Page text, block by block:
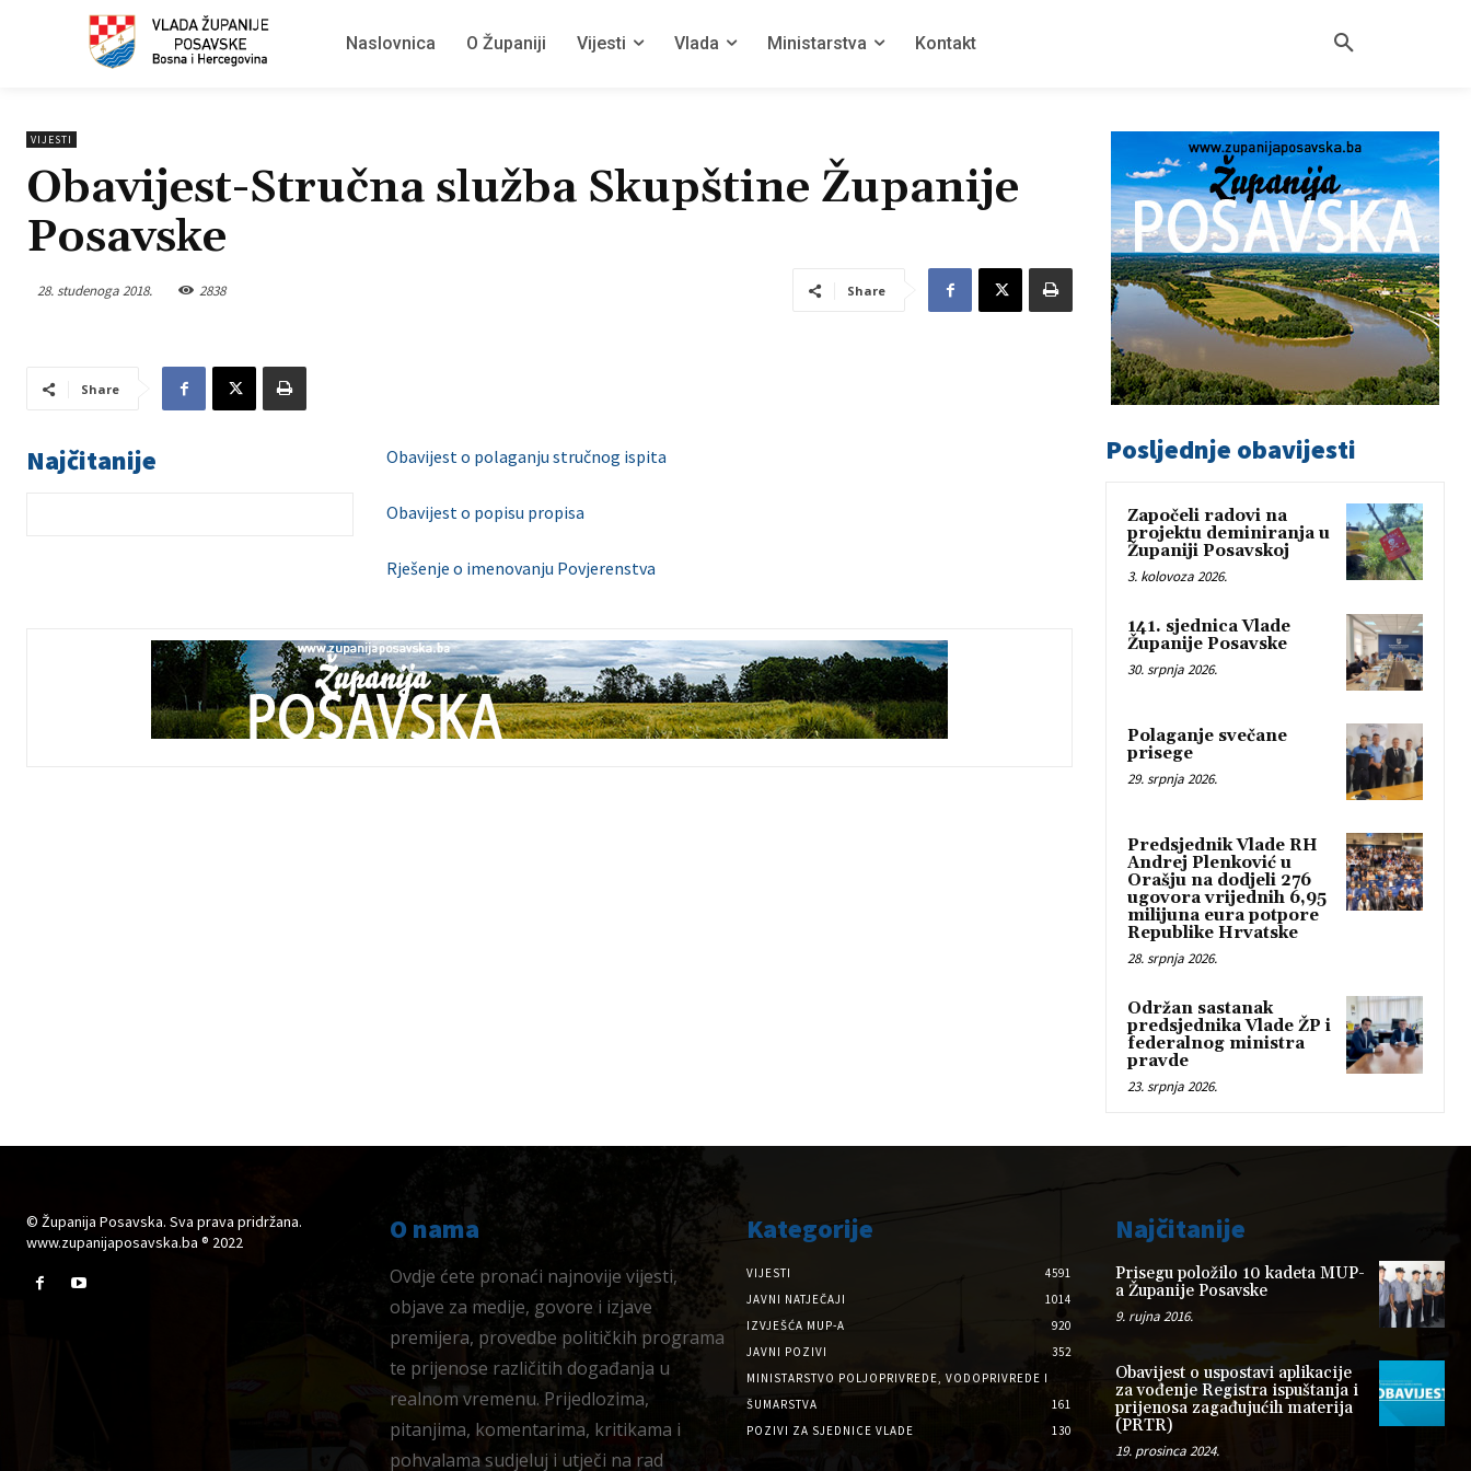
Naslovnica O Županiji Vijesti Vlada Ministarstva Kontakt
VIJESTI
Obavijest-Stručna služba Skupštine Županije
Posavske
28. studenoga 2018. 2838 Share
Share
Najčitanije Obavijest o polaganju stručnog ispita
Obavijest o popisu propisa
Rješenje o imenovanju Povjerenstva
Posljednje obavijesti
Započeli radovi na
projektu deminiranja u
Županiji Posavskoj
3. kolovoza 2026.
141. sjednica Vlade
Županije Posavske
30. srpnja 2026.
Polaganje svečane
prisege
29. srpnja 2026.
Predsjednik Vlade RH
Andrej Plenković u
Orašju na dodjeli 276
ugovora vrijednih 6,95
milijuna eura potpore
Republike Hrvatske
28. srpnja 2026.
Održan sastanak
predsjednika Vlade ŽP i
federalnog ministra
pravde
23. srpnja 2026.
© Županija Posavska. Sva prava pridržana.
www.zupanijaposavska.ba ® 2022
O nama
Ovdje ćete pronaći najnovije vijesti,
objave za medije, govore i izjave
premijera, provedbe političkih programa
te prijenose različitih događanja u
realnom vremenu. Prijedlozima,
pitanjima, komentarima, kritikama i
pohvalama sudjeluj i utječi na rad
Kategorije
VIJESTI
4591
JAVNI NATJEČAJI
1014
IZVJEŠĆA MUP-A
920
JAVNI POZIVI
352
MINISTARSTVO POLJOPRIVREDE, VODOPRIVREDE I
ŠUMARSTVA
161
POZIVI ZA SJEDNICE VLADE
130
Najčitanije
Prisegu položilo 10 kadeta MUP-
a Županije Posavske
9. rujna 2016.
Obavijest o uspostavi aplikacije
za vođenje Registra ispuštanja i
prijenosa zagađujućih materija
(PRTR)
19. prosinca 2024.